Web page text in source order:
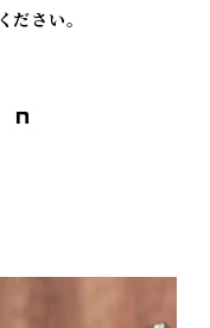
ださい。